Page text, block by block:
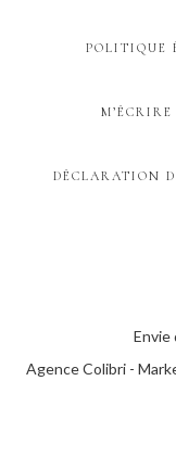
POLITIQUE
M’ÉCRIRE
DÉCLARATION
Envie
Agence Colibri -